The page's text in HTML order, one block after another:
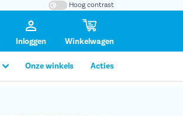
Hoog contrast
Inloggen Winkelwagen
Onze winkels Acties